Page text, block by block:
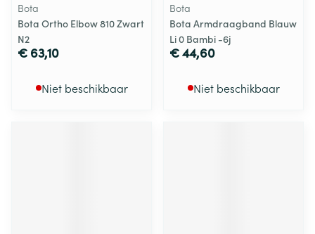
Bota
Bota Ortho Elbow 810 Zwart
N2
€ 63,10
Niet beschikbaar
Bota
Bota Armdraagband Blauw
Li 0 Bambi -6j
€ 44,60
Niet beschikbaar